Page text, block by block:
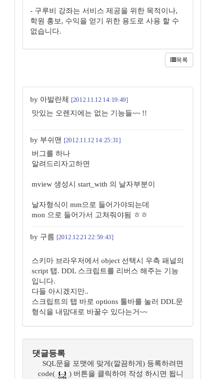
- 구루비 강좌는 서비스 제공을 위한 목적이나,
학원 홍보, 수익을 얻기 위한 용도로 사용 할 수
없습니다.
목록
by 아발란체 [2012.11.12 14:19:49]
맛있는 오렌지에는 없는 기능들~~ !!
by 부쉬맨 [2012.11.12 14:25:31]
버그를 하나
알려드리자고하면
mview 생성시 start_with 의 날자부분이
날자형식이 mm으로 들어가야되는데
mon 으로 들어가서 고쳐줘야됨 ㅎㅎ
by 구름 [2012.12.21 22:59:43]
스키마 브라우저에서 object 선택시 우측 패널의
script 탭. DDL 스크립트를 리버스 해주는 기능
입니다.
다들 아시겠지만..
스크립트의 탭 바로 options 툴바를 눌러 DDL문
형식을 내맘대로 바꿀수 있다는거~~
댓글등록
SQL문을 포맷에 맞게(깔끔하게) 등록하려면
code(
) 버튼을 클릭하여 작성 하시면 됩니